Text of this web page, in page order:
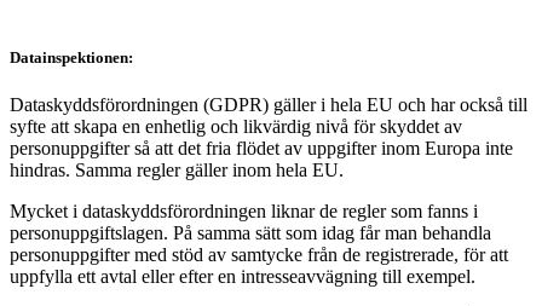
Datainspektionen:
Dataskyddsförordningen (GDPR) gäller i hela EU och har också till
syfte att skapa en enhetlig och likvärdig nivå för skyddet av
personuppgifter så att det fria flödet av uppgifter inom Europa inte
hindras. Samma regler gäller inom hela EU.
Mycket i dataskyddsförordningen liknar de regler som fanns i
personuppgiftslagen. På samma sätt som idag får man behandla
personuppgifter med stöd av samtycke från de registrerade, för att
uppfylla ett avtal eller efter en intresseavvägning till exempel.